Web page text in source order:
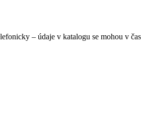
– údaje v katalogu se mohou v